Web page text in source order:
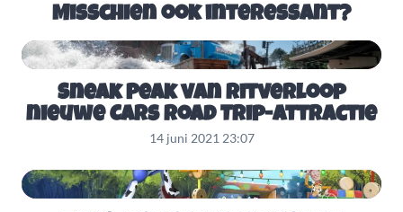
Misschien ook interessant?
Sneak Peak van ritverloop
nieuwe Cars Road Trip-attractie
14 juni 2021 23:07